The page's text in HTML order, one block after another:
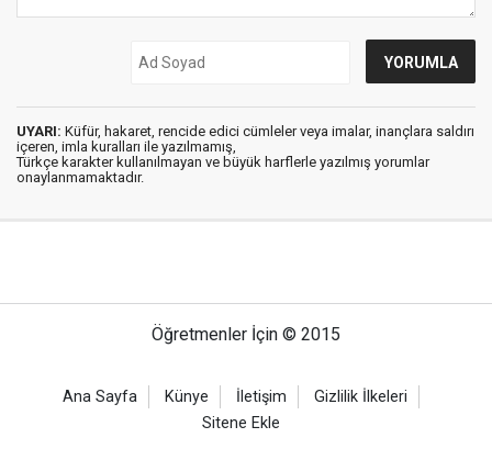
UYARI: Küfür, hakaret, rencide edici cümleler veya imalar, inançlara saldırı
içeren, imla kuralları ile yazılmamış,
Türkçe karakter kullanılmayan ve büyük harflerle yazılmış yorumlar
onaylanmamaktadır.
Öğretmenler İçin © 2015
Ana Sayfa Künye İletişim
Gizlilik İlkeleri
Sitene Ekle